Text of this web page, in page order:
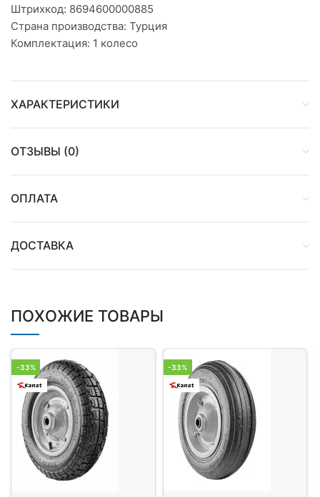
Штрихкод: 8694600000885
Страна производства: Турция
Комплектация: 1 колесо
ХАРАКТЕРИСТИКИ
ОТЗЫВЫ (0)
ОПЛАТА
ДОСТАВКА
ПОХОЖИЕ ТОВАРЫ
-33% -33%